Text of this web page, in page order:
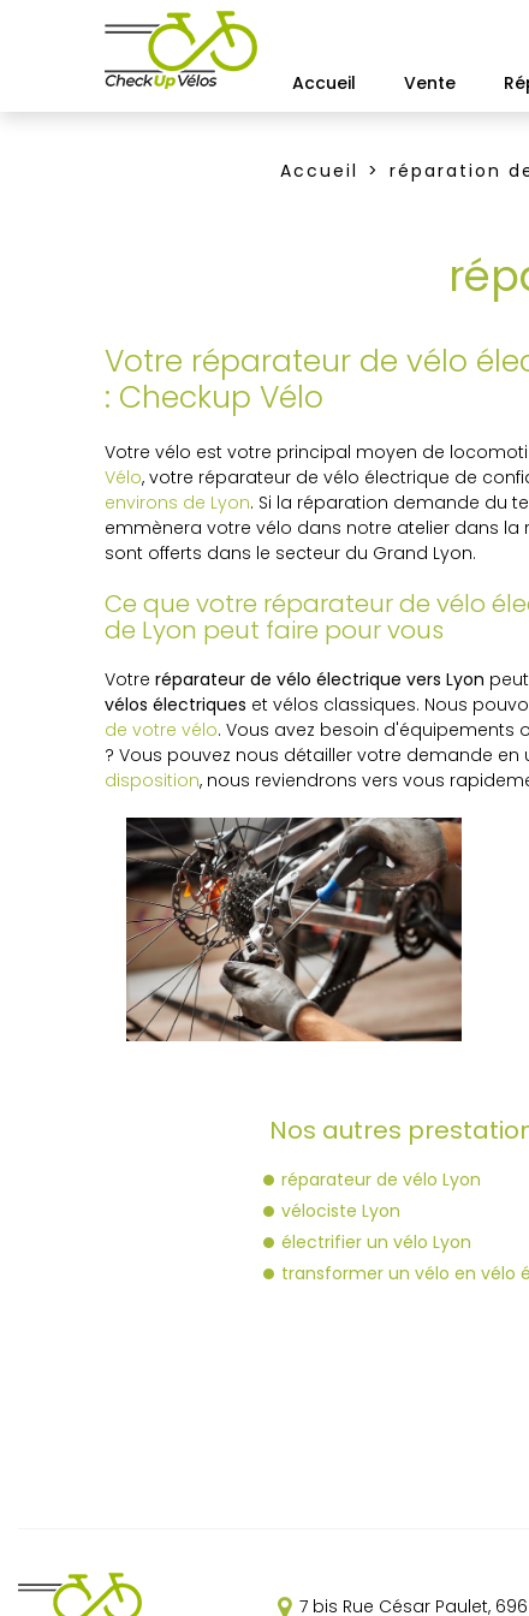
Accueil Vente
Accueil réparation
Votre réparateur de vélo
: Checkup Vélo
Votre vélo est votre principal moyen de
Vélo, votre réparateur de vélo électrique de
environs de Lyon. Si la réparation demande du
emmènera votre vélo dans notre atelier dans la
sont offerts dans le secteur du Grand Lyon.
Ce que votre réparateur de vélo
de Lyon peut faire pour vous
Votre réparateur de vélo électrique vers Lyon
vélos électriques et vélos classiques. Nous
de votre vélo. Vous avez besoin d'équipements
? Vous pouvez nous détailler votre demande en
disposition, nous reviendrons vers vous
Nos autres
réparateur de vélo Lyon
vélociste Lyon
électrifier un vélo Lyon
transformer un vélo en vélo
7 bis Rue César Paulet,